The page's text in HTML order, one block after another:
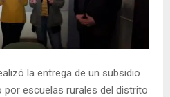
la entrega de un subsidio
escuelas rurales del distrito